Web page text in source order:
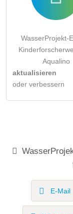
WasserProjekt-
Aqualino
aktualisieren
oder verbessern
E-Mail